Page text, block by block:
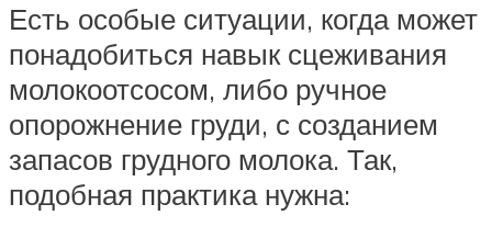
Есть особые ситуации, когда может
понадобиться навык сцеживания
молокоотсосом, либо ручное
опорожнение груди, с созданием
запасов грудного молока. Так,
подобная практика нужна: